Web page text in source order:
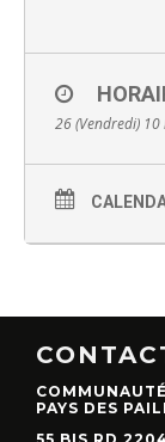
26 (Vendredi)
PAYS DES